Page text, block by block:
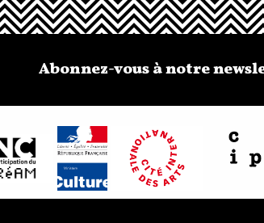
Abonnez-vous à notre